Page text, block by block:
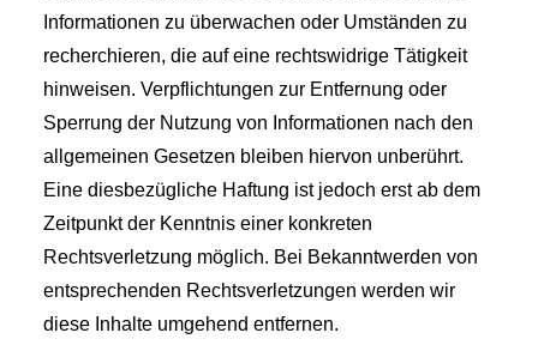
Informationen zu überwachen oder Umständen zu
recherchieren, die auf eine rechtswidrige Tätigkeit
hinweisen. Verpflichtungen zur Entfernung oder
Sperrung der Nutzung von Informationen nach den
allgemeinen Gesetzen bleiben hiervon unberührt.
Eine diesbezügliche Haftung ist jedoch erst ab dem
Zeitpunkt der Kenntnis einer konkreten
Rechtsverletzung möglich. Bei Bekanntwerden von
entsprechenden Rechtsverletzungen werden wir
diese Inhalte umgehend entfernen.